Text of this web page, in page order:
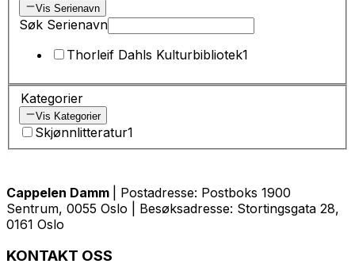
Vis Serienavn
Søk Serienavn
Thorleif Dahls Kulturbibliotek1
Kategorier
Vis Kategorier
Skjønnlitteratur1
Cappelen Damm
| Postadresse: Postboks 1900
Sentrum, 0055 Oslo | Besøksadresse: Stortingsgata 28,
0161 Oslo
KONTAKT OSS